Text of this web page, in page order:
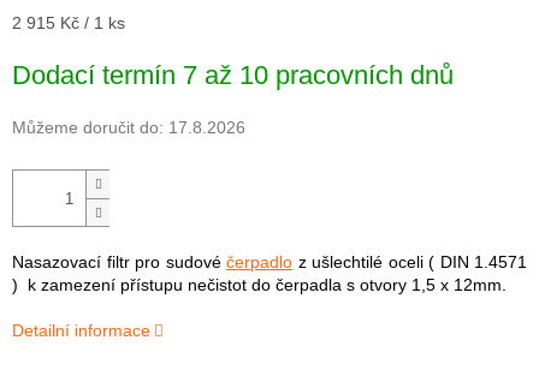
Měrná
2 915 Kč / 1 ks
Dodací termín 7 až 10 pracovních dnů
Můžeme doručit do: 17.8.2026
Nasazovací filtr pro sudové čerpadlo z ušlechtilé oceli ( DIN 1.4571
) k zamezení přístupu nečistot do čerpadla s otvory 1,5 x 12mm.
Detailní informace